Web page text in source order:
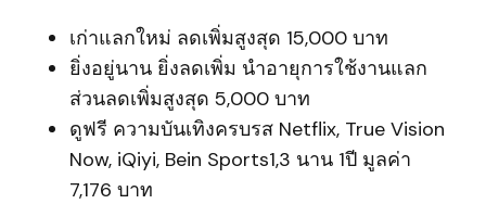
เก่าแลกใหม่ ลดเพิ่มสูงสุด 15,000 บาท
ยิ่งอยู่นาน ยิ่งลดเพิ่ม นำอายุการใช้งานแลก
ส่วนลดเพิ่มสูงสุด 5,000 บาท
ดูฟรี ความบันเทิงครบรส Netflix, True Vision
Now, iQiyi, Bein Sports1,3 นาน 1ปี มูลค่า
7,176 บาท